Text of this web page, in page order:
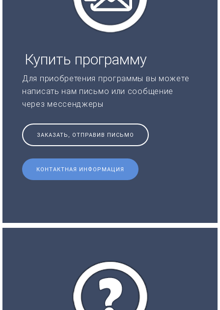
Купить программу
Для приобретения программы вы можете
написать нам письмо или сообщение
через мессенджеры
ЗАКАЗАТЬ, ОТПРАВИВ ПИСЬМО
КОНТАКТНАЯ ИНФОРМАЦИЯ